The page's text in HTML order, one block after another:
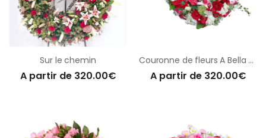
Sur le chemin
A partir de 320.00€
Couronne de fleurs A Bella corona
A partir de 320.00€